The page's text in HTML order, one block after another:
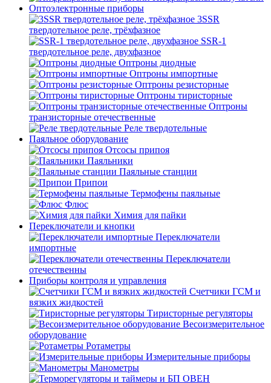
Оптоэлектронные приборы
3SSR
твердотельное реле, трёхфазное
SSR-1
твердотельное реле, двухфазное
Оптроны диодные
Оптроны импортные
Оптроны резисторные
Оптроны тиристорные
Оптроны
транзисторные отечественные
Реле твердотельные
Паяльное оборудование
Отсосы припоя
Паяльники
Паяльные станции
Припои
Термофены паяльные
Флюс
Химия для пайки
Переключатели и кнопки
Переключатели
импортные
Переключатели
отечественны
Приборы контроля и управления
Счетчики ГСМ и
вязких жидкостей
Тиристорные регуляторы
Весоизмерительное
оборудование
Ротаметры
Измерительные приборы
Манометры